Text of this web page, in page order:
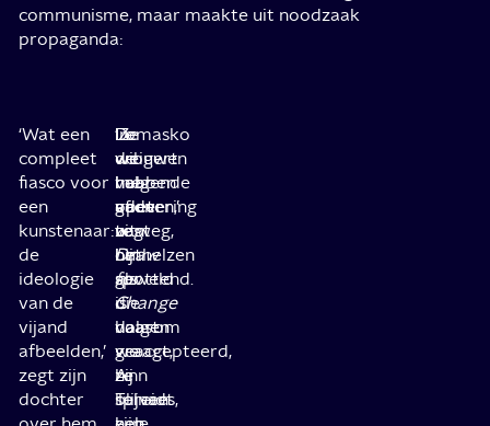
communisme, maar maakte uit noodzaak
propaganda:
‘Wat een
compleet
fiasco voor
een
kunstenaar:
de
ideologie
van de
vijand
afbeelden,’
zegt zijn
dochter
Lomasko
weigert
haar
vader
te
omhelzen
als
die
daarom
vraagt,
hij
spreidt
‘Ze
wil
me
opeten,’
zegt
hij
spottend.
De
vrouwen
hebben
geen
uitweg,
het
geweld
is
haast
geaccepteerd,
ze
blijven
In
de
volgende
aflevering
van
Draw
for
Change
volgen
we
Ann
Telnaes,